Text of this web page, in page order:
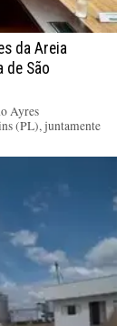
da Areia
de São
Ayres
(PL), juntamente